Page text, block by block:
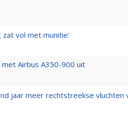
zat vol met munitie'
Airbus A350-900 uit
jaar meer rechtstreekse vluchten